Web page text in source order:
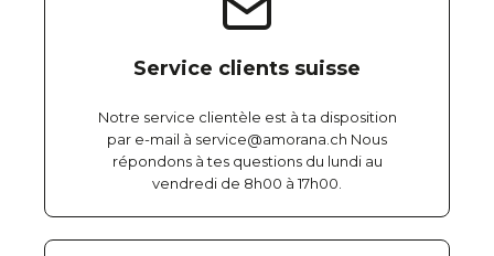
Service clients suisse
Notre service clientèle est à ta disposition
par e-mail à service@amorana.ch Nous
répondons à tes questions du lundi au
vendredi de 8h00 à 17h00.